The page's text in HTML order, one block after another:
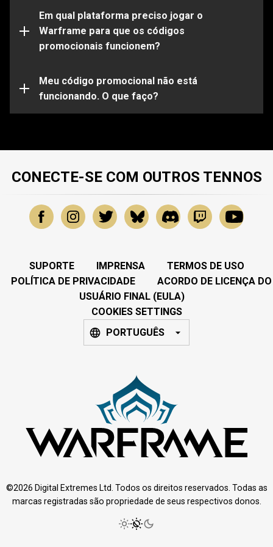
Em qual plataforma preciso jogar o
Warframe para que os códigos
promocionais funcionem?
determinadas plataformas. Certifique-se de entrar em
sua conta do Warframe vinculada à plataforma de sua
escolha.
Meu código promocional não está
funcionando. O que faço?
Seu código promocional pode já estar expirado ou já
problemas específicos, envie uma solicitação para
nossaEquipe de Suporte.
CONECTE-SE COM OUTROS TENNOS
SUPORTE IMPRENSA
TERMOS DE USO
POLÍTICA DE PRIVACIDADE
ACORDO DE LICENÇA DO
USUÁRIO FINAL (EULA)
COOKIES SETTINGS
PORTUGUÊS
©2026 Digital Extremes Ltd. Todos os direitos reservados. Todas as
marcas registradas são propriedade de seus respectivos donos.